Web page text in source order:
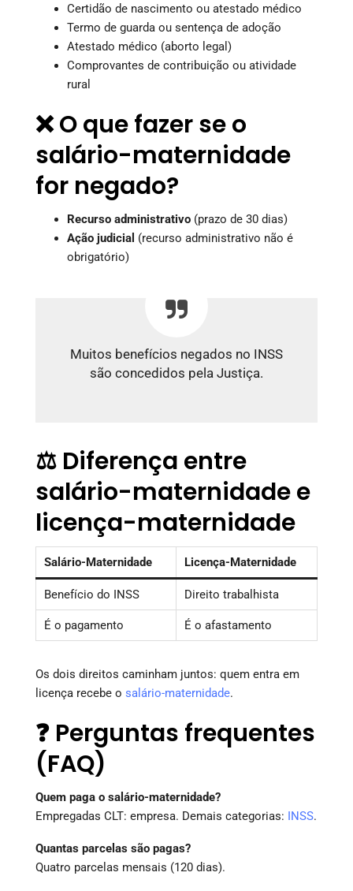
Certidão de nascimento ou atestado médico
Termo de guarda ou sentença de adoção
Atestado médico (aborto legal)
Comprovantes de contribuição ou atividade
rural
❌ O que fazer se o
salário-maternidade
for negado?
Recurso administrativo (prazo de 30 dias)
Ação judicial (recurso administrativo não é
obrigatório)
Muitos benefícios negados no INSS
são concedidos pela Justiça.
⚖️ Diferença entre
salário-maternidade e
licença-maternidade
Salário-Maternidade Licença-Maternidade
Benefício do INSS Direito trabalhista
É o pagamento É o afastamento
Os dois direitos caminham juntos: quem entra em
licença recebe o salário-maternidade.
❓ Perguntas frequentes
(FAQ)
Quem paga o salário-maternidade?
Empregadas CLT: empresa. Demais categorias: INSS.
Quantas parcelas são pagas?
Quatro parcelas mensais (120 dias).